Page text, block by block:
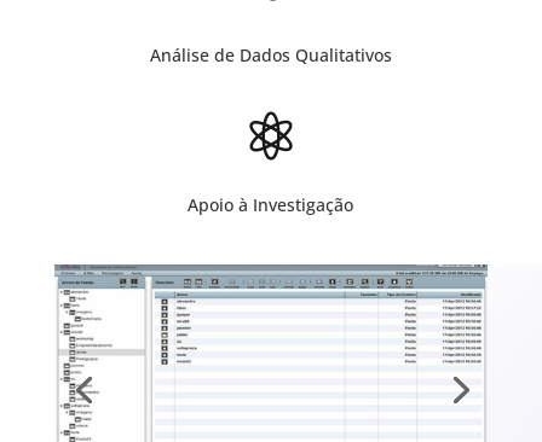
Análise de Dados Qualitativos

Apoio à Investigação